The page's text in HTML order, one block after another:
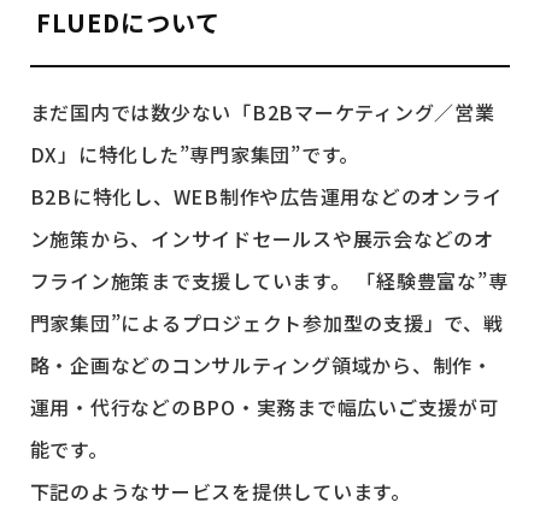
FLUEDについて
まだ国内では数少ない「B2Bマーケティング／営業
DX」に特化した”専門家集団”です。
B2Bに特化し、WEB制作や広告運用などのオンライ
ン施策から、インサイドセールスや展示会などのオ
フライン施策まで支援しています。 「経験豊富な”専
門家集団”によるプロジェクト参加型の支援」で、戦
略・企画などのコンサルティング領域から、制作・
運用・代行などのBPO・実務まで幅広いご支援が可
能です。
下記のようなサービスを提供しています。